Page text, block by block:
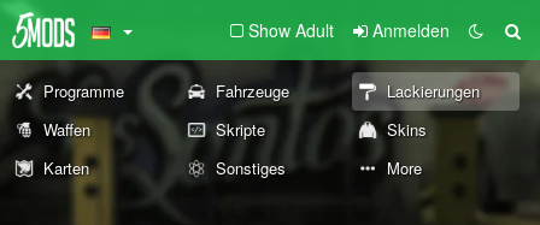
Show Adult Anmelden
Programme Fahrzeuge
Lackierungen
Waffen
Skripte
Skins
Karten
Sonstiges More